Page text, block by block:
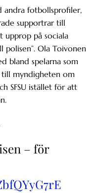
andra fotbollsprofiler,
supportrar till
upprop på sociala
polisen”. Ola Toivonen
bland spelarna som
myndigheten om
SFSU istället för att
– för